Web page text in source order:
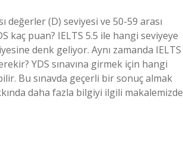
değerler (D) seviyesi ve 50-59 arası
kaç puan? IELTS 5.5 ile hangi seviyeye
denk geliyor. Aynı zamanda IELTS
YDS sınavına girmek için hangi
Bu sınavda geçerli bir sonuç almak
daha fazla bilgiyi ilgili makalemizde